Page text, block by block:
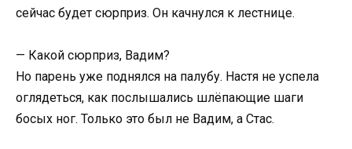
сейчас будет сюрприз. Он качнулся к лестнице.
— Какой сюрприз, Вадим?
Но парень уже поднялся на палубу. Настя не успела
оглядеться, как послышались шлёпающие шаги
босых ног. Только это был не Вадим, а Стас.